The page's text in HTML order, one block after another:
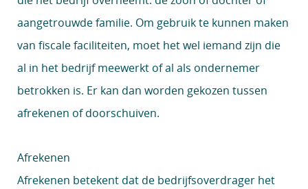
aangetrouwde familie. Om gebruik te kunnen maken
van fiscale faciliteiten, moet het wel iemand zijn die
al in het bedrijf meewerkt of al als ondernemer
betrokken is. Er kan dan worden gekozen tussen
afrekenen of doorschuiven.
Afrekenen
Afrekenen betekent dat de bedrijfsoverdrager het